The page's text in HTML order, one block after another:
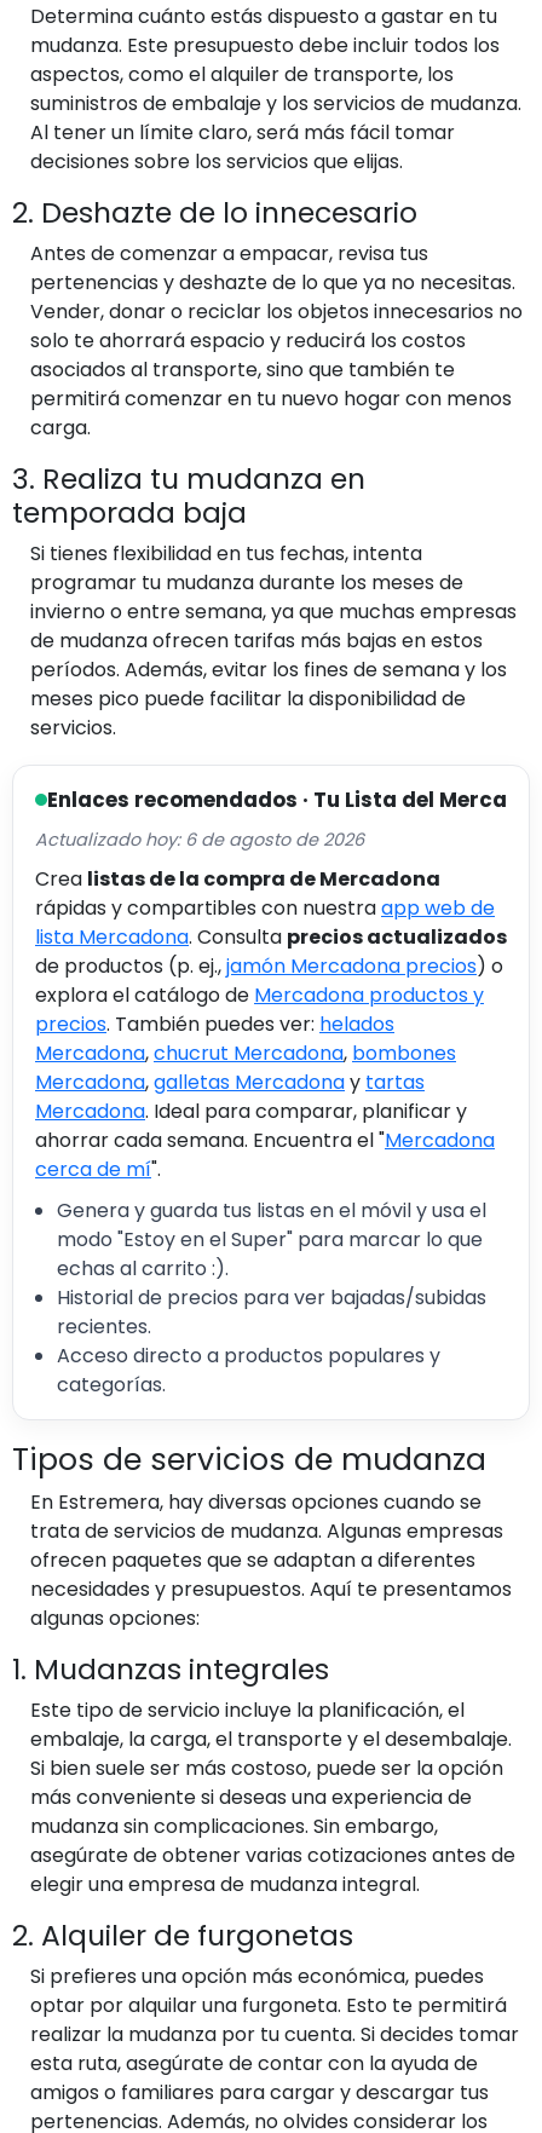
Determina cuánto estás dispuesto a gastar en tu
mudanza. Este presupuesto debe incluir todos los
aspectos, como el alquiler de transporte, los
suministros de embalaje y los servicios de mudanza.
Al tener un límite claro, será más fácil tomar
decisiones sobre los servicios que elijas.
2. Deshazte de lo innecesario
Antes de comenzar a empacar, revisa tus
pertenencias y deshazte de lo que ya no necesitas.
Vender, donar o reciclar los objetos innecesarios no
solo te ahorrará espacio y reducirá los costos
asociados al transporte, sino que también te
permitirá comenzar en tu nuevo hogar con menos
carga.
3. Realiza tu mudanza en
temporada baja
Si tienes flexibilidad en tus fechas, intenta
programar tu mudanza durante los meses de
invierno o entre semana, ya que muchas empresas
de mudanza ofrecen tarifas más bajas en estos
períodos. Además, evitar los fines de semana y los
meses pico puede facilitar la disponibilidad de
servicios.
Enlaces recomendados · Tu Lista del Merca
Actualizado hoy: 6 de agosto de 2026
Crea listas de la compra de Mercadona
rápidas y compartibles con nuestraapp web de
lista Mercadona. Consulta precios actualizados
de productos (p. ej.,jamón Mercadona precios) o
explora el catálogo de Mercadona productos y
precios. También puedes ver: helados
Mercadona,chucrut Mercadona, bombones
Mercadona,galletas Mercadonay tartas
Mercadona. Ideal para comparar, planificar y
ahorrar cada semana. Encuentra el "Mercadona
cerca de mí".
Genera y guarda tus listas en el móvil y usa el
modo "Estoy en el Super" para marcar lo que
echas al carrito :).
Historial de precios para ver bajadas/subidas
recientes.
Acceso directo a productos populares y
categorías.
Tipos de servicios de mudanza
En Estremera, hay diversas opciones cuando se
trata de servicios de mudanza. Algunas empresas
ofrecen paquetes que se adaptan a diferentes
necesidades y presupuestos. Aquí te presentamos
algunas opciones:
1. Mudanzas integrales
Este tipo de servicio incluye la planificación, el
embalaje, la carga, el transporte y el desembalaje.
Si bien suele ser más costoso, puede ser la opción
más conveniente si deseas una experiencia de
mudanza sin complicaciones. Sin embargo,
asegúrate de obtener varias cotizaciones antes de
elegir una empresa de mudanza integral.
2. Alquiler de furgonetas
Si prefieres una opción más económica, puedes
optar por alquilar una furgoneta. Esto te permitirá
realizar la mudanza por tu cuenta. Si decides tomar
esta ruta, asegúrate de contar con la ayuda de
amigos o familiares para cargar y descargar tus
pertenencias. Además, no olvides considerar los